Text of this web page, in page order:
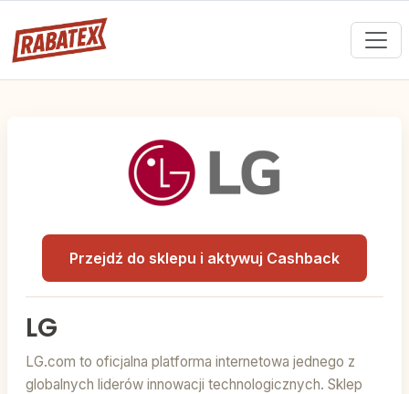
Przejdź do sklepu i aktywuj Cashback
LG
LG.com to oficjalna platforma internetowa jednego z
globalnych liderów innowacji technologicznych. Sklep